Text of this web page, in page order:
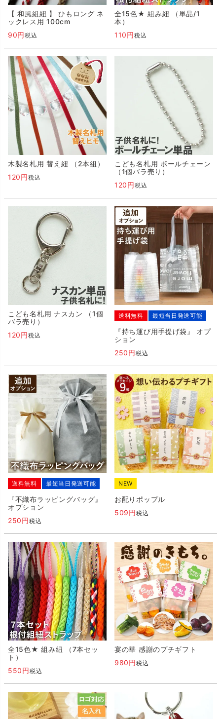
【 和風組紐 】 ひもロング ネ
ックレス用 100cm
90
税込
全15色★ 組み紐 （単品/1
本）
110
税込
木製名札用 替え紐 （2本組）
120
税込
こども名札用 ボールチェーン
（1個バラ売り）
120
税込
こども名札用 ナスカン （1個
バラ売り）
120
税込
送料無料 最短当日発送可能
『持ち運び用手提げ袋』 オプ
ション
250
税込
送料無料 最短当日発送可能
『不織布ラッピングバッグ』
オプション
250
税込
NEW
お配りポップル
509
税込
全15色★ 組み紐 （7本セッ
ト）
550
税込
宴の華 感謝のプチギフト
980
税込